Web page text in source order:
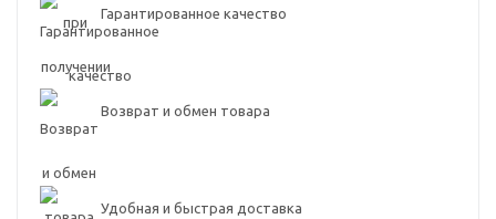
Гарантированное качество
Возврат и обмен товара
Удобная и быстрая доставка